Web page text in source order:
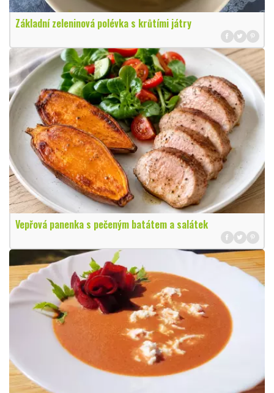
Základní zeleninová polévka s krůtími játry
Vepřová panenka s pečeným batátem a salátek